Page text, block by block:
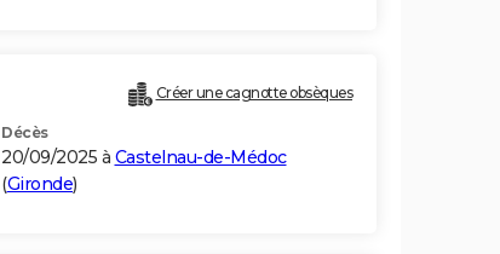
Créer une cagnotte obsèques
Décès
20/09/2025 à Castelnau-de-Médoc
(Gironde)